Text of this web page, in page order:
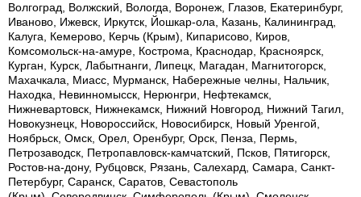
Волгоград, Волжский, Вологда, Воронеж, Глазов, Екатеринбург,
Иваново, Ижевск, Иркутск, Йошкар-ола, Казань, Калининград,
Калуга, Кемерово, Керчь (Крым), Кипарисово, Киров,
Комсомольск-на-амуре, Кострома, Краснодар, Красноярск,
Курган, Курск, Лабытнанги, Липецк, Магадан, Магнитогорск,
Махачкала, Миасс, Мурманск, Набережные челны, Нальчик,
Находка, Невинномысск, Нерюнгри, Нефтекамск,
Нижневартовск, Нижнекамск, Нижний Новгород, Нижний Тагил,
Новокузнецк, Новороссийск, Новосибирск, Новый Уренгой,
Ноябрьск, Омск, Орел, Оренбург, Орск, Пенза, Пермь,
Петрозаводск, Петропавловск-камчатский, Псков, Пятигорск,
Ростов-на-дону, Рубцовск, Рязань, Салехард, Самара, Санкт-
Петербург, Саранск, Саратов, Севастополь